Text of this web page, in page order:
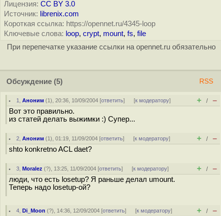
Лицензия: CC BY 3.0
Источник: librenix.com
Короткая ссылка: https://opennet.ru/4345-loop
Ключевые слова: loop, crypt, mount, fs, file
При перепечатке указание ссылки на opennet.ru обязательно
Обсуждение (5) RSS
1 ,Аноним (1), 20:36, 10/09/2004 [ответить] [к модератору] + / –
Вот это правильно.
из статей делать выжимки :) Супер...
2 ,Аноним (1), 01:19, 11/09/2004 [ответить] [к модератору] + / –
shto konkretno ACL daet?
3 ,Moralez (?), 13:25, 11/09/2004 [ответить] [к модератору] + / –
люди, что есть losetup? Я раньше делал umount.
Теперь надо losetup-ой?
4 ,Di_Moon (?), 14:36, 12/09/2004 [ответить] [к модератору] + / –